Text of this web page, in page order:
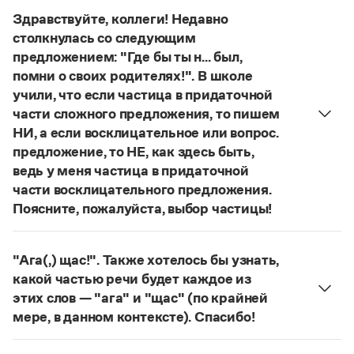
Словари русского языка как государственного
Справочники
Правила русской орфографии и пунктуации
Русский язык. Краткий теоретический курс
для школьников
Письмовник
Справочник по пунктуации
Словарь-справочник трудностей
Справочник по фразеологии
Азбучные истины
Словарь-справочник непростые слова
Все справочники портала
Журнал
Словарь русских имён
Словарь методических терминов
(1956)
понятий, представлен в двух вариантах:
илюдология (от лат. ludus — 'игра').
О «правильном» варианте слова можно говорить,
если оно кодифицировано в нормативных
словарях русского языка. Пока же такой
словарной фиксацией мы не располагаем.
Страница ответа
Здравствуйте, коллеги! Недавно
столкнулась со следующим
предложением: "Где бы ты н... был,
помни о своих родителях!". В школе
учили, что если частица в придаточной
части сложного предложения, то пишем
НИ, а если восклицательное или вопрос.
предложение, то НЕ, как здесь быть,
ведь у меня частица в придаточной
части восклицательного предложения.
Поясните, пожалуйста, выбор частицы!
Правильно:Где бы ты ни был, помни о своих
восклицательных предложениях: Где ты только
не был!
"Ага(,) щас!". Также хотелось бы узнать,
какой частью речи будет каждое из
этих слов — "ага" и "щас" (по крайней
мере, в данном контексте). Спасибо!
Ага—частица, которая в данном случае